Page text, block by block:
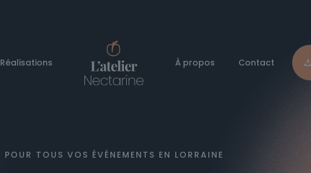
Réalisations À propos Contact
POUR TOUS VOS ÉVÉNEMENTS EN LORRAINE